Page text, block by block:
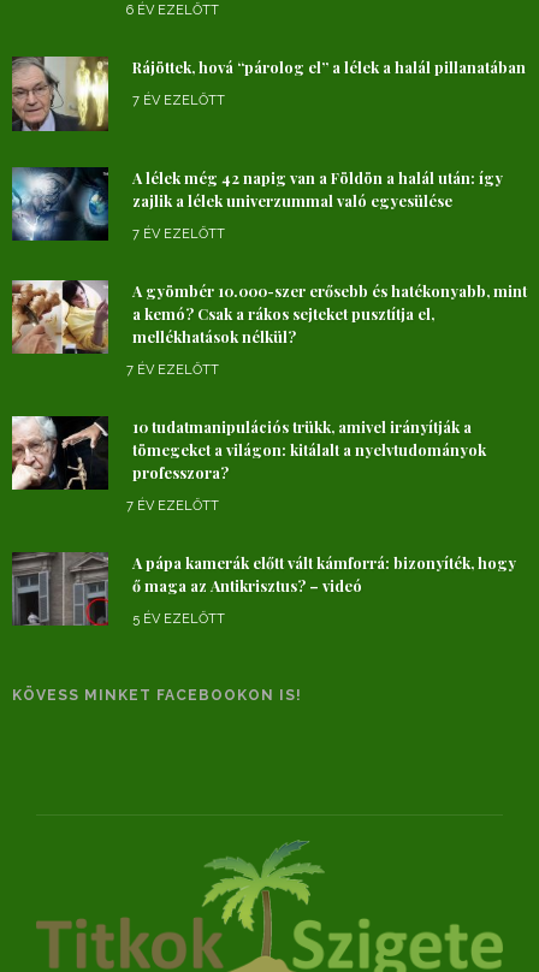
6 ÉV EZELŐTT
Rájöttek, hová “párolog el” a lélek a halál pillanatában
7 ÉV EZELŐTT
A lélek még 42 napig van a Földön a halál után: így
zajlik a lélek univerzummal való egyesülése
7 ÉV EZELŐTT
A gyömbér 10.000-szer erősebb és hatékonyabb, mint
a kemó? Csak a rákos sejteket pusztítja el,
mellékhatások nélkül?
7 ÉV EZELŐTT
10 tudatmanipulációs trükk, amivel irányítják a
tömegeket a világon: kitálalt a nyelvtudományok
professzora?
7 ÉV EZELŐTT
A pápa kamerák előtt vált kámforrá: bizonyíték, hogy
ő maga az Antikrisztus? – videó
5 ÉV EZELŐTT
KÖVESS MINKET FACEBOOKON IS!